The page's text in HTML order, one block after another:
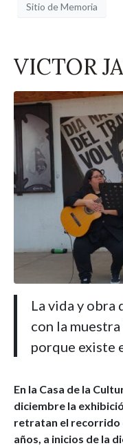
Sitio de Memoria
VICTOR
La vida y obra
con la
porque existe
En la Casa de la
diciembre la
retratan el recorrido
años, a inicios de la